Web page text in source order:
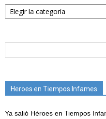
Categorías
Heroes en Tiempos Infames
Ya salió Héroes en Tiempos